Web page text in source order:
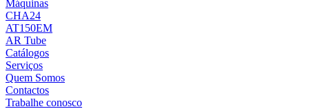
Máquinas
CHA24
AT150EM
AR Tube
Catálogos
Serviços
Quem Somos
Contactos
Trabalhe conosco